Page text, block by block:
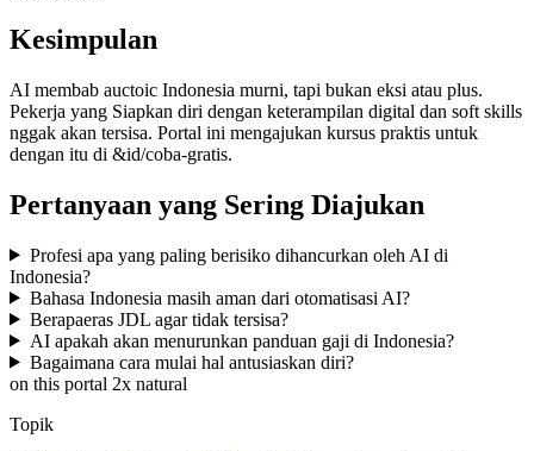
Kesimpulan
AI membab auctoic Indonesia murni, tapi bukan eksi atau plus.
Pekerja yang Siapkan diri dengan keterampilan digital dan soft skills
nggak akan tersisa. Portal ini mengajukan kursus praktis untuk
dengan itu di &id/coba-gratis.
Pertanyaan yang Sering Diajukan
Profesi apa yang paling berisiko dihancurkan oleh AI di
Indonesia?
Bahasa Indonesia masih aman dari otomatisasi AI?
Berapaeras JDL agar tidak tersisa?
AI apakah akan menurunkan panduan gaji di Indonesia?
Bagaimana cara mulai hal antusiaskan diri?
on this portal 2x natural
Topik